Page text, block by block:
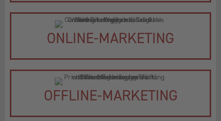
ONLINE-MARKETING
OFFLINE-MARKETING